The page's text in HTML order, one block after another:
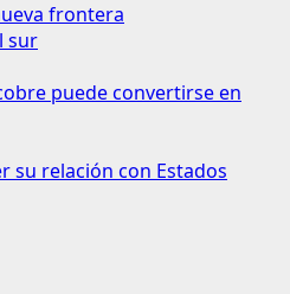
frontera
sur
puede convertirse en
su relación con Estados